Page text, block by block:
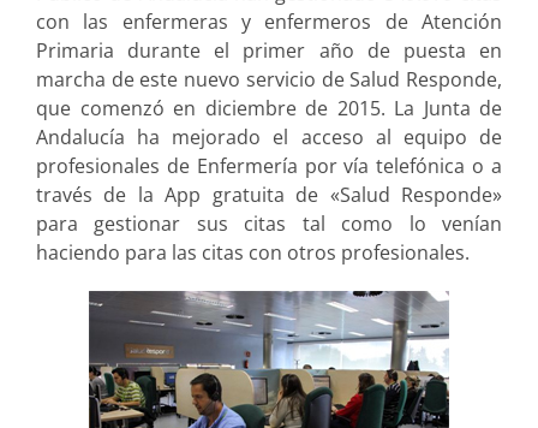
con las enfermeras y enfermeros de Atención
Primaria durante el primer año de puesta en
marcha de este nuevo servicio de Salud Responde,
que comenzó en diciembre de 2015. La Junta de
Andalucía ha mejorado el acceso al equipo de
profesionales de Enfermería por vía telefónica o a
través de la App gratuita de «Salud Responde»
para gestionar sus citas tal como lo venían
haciendo para las citas con otros profesionales.